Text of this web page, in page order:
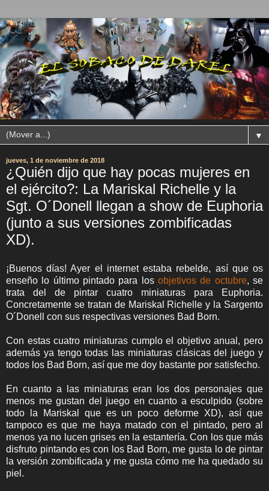
▼
jueves, 1 de noviembre de 2018
¿Quién dijo que hay pocas mujeres en
el ejército?: La Mariskal Richelle y la
Sgt. O´Donell llegan a show de Euphoria
(junto a sus versiones zombificadas
XD).
¡Buenos días! Ayer el internet estaba rebelde, así que os
enseño lo último pintado para los objetivos de octubre, se
trata del de pintar cuatro miniaturas para Euphoria.
Concretamente se tratan de Mariskal Richelle y la Sargento
O´Donell con sus respectivas versiones Bad Born.
Con estas cuatro miniaturas cumplo el objetivo anual, pero
además ya tengo todas las miniaturas clásicas del juego y
todos los Bad Born, así que me doy bastante por satisfecho.
En cuanto a las miniaturas eran los dos personajes que
menos me gustan del juego en cuanto a esculpido (sobre
todo la Mariskal que es un poco deforme XD), así que
tampoco es que me haya matado con el pintado, pero al
menos ya no lucen grises en la estantería. Con los que más
disfruto pintando es con los Bad Born, me gusta lo de pintar
la versión zombificada y me gusta cómo me ha quedado su
piel.